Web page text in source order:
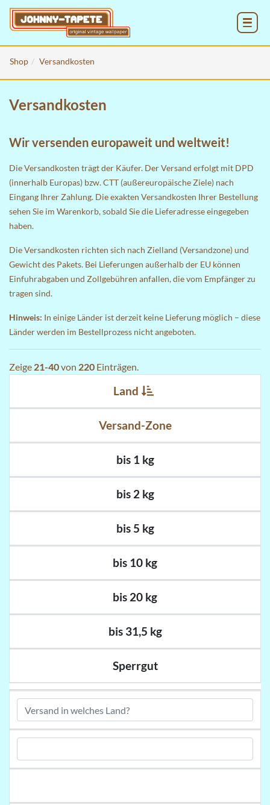
Shop Versandkosten
Versandkosten
Wir versenden europaweit und weltweit!
Die Versandkosten trägt der Käufer. Der Versand erfolgt mit DPD
(innerhalb Europas) bzw. CTT (außereuropäische Ziele) nach
Eingang Ihrer Zahlung. Die exakten Versandkosten Ihrer Bestellung
sehen Sie im Warenkorb, sobald Sie die Lieferadresse eingegeben
haben.
Die Versandkosten richten sich nach Zielland (Versandzone) und
Gewicht des Pakets. Bei Lieferungen außerhalb der EU können
Einfuhrabgaben und Zollgebühren anfallen, die vom Empfänger zu
tragen sind.
Hinweis: In einige Länder ist derzeit keine Lieferung möglich – diese
Länder werden im Bestellprozess nicht angeboten.
Zeige 21-40von 220 Einträgen.
Land
Versand-Zone
bis 1 kg
bis 2 kg
bis 5 kg
bis 10 kg
bis 20 kg
bis 31,5 kg
Sperrgut